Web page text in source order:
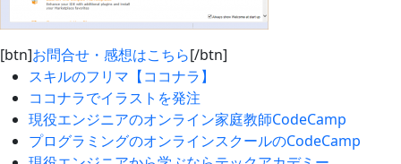
[btn]お問合せ・感想はこちら[/btn]
スキルのフリマ【ココナラ】
ココナラでイラストを発注
現役エンジニアのオンライン家庭教師CodeCamp
プログラミングのオンラインスクールのCodeCamp